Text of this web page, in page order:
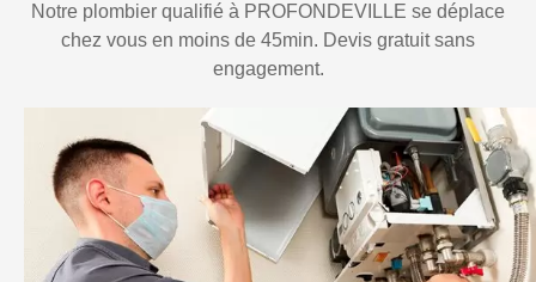
Notre plombier qualifié à PROFONDEVILLE se déplace
chez vous en moins de 45min. Devis gratuit sans
engagement.